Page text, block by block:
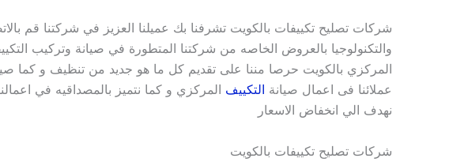
شركات تصليح تكييفات بالكويت تشرفنا بك عميلنا العزيز في شركتنا قم
والتكنولوجيا بالعروض الخاصه من شركتنا المتطورة في صيانة وتركيب
المركزي بالكويت حرصا مننا على تقديم كل ما هو جديد من تنظيف و كما
عملائنا فى اعمال صيانة التكييف المركزي ⁮و كما نتميز بالمصداقيه في
نهدف الي انخفاض الاسعار
شركات تصليح تكييفات بالكويت